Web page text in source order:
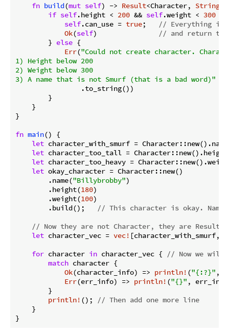
fn build(mut self) -> Result<Character, String
if self.height < 200 && self.weight < 300
self.can_use = true;
// Everything is
Ok(self)
// and return the
        }
else {
Err("Could not create character.
1) Height below 200
2) Weight below 300
3) A name that is not Smurf (that is a bad word)"
                .to_string())
        }
    }
}
fn main() {
let character_with_smurf =
let character_too_tall =
let character_too_heavy =
let okay_character = Character::new()
        .name(
"Billybrobby")
        .height(
180)
        .weight(
100)
        .build();
// This character is okay.
// Now they are not Character, they are
let character_vec = vec! [character_with_smurf,
for character in character_vec {
// Now we
match character {
Ok(character_info) => println! ("{:?}" ,
Err(err_info) => println! ("{}" ,
        }
println! ();
// Then add one more line
    }
}